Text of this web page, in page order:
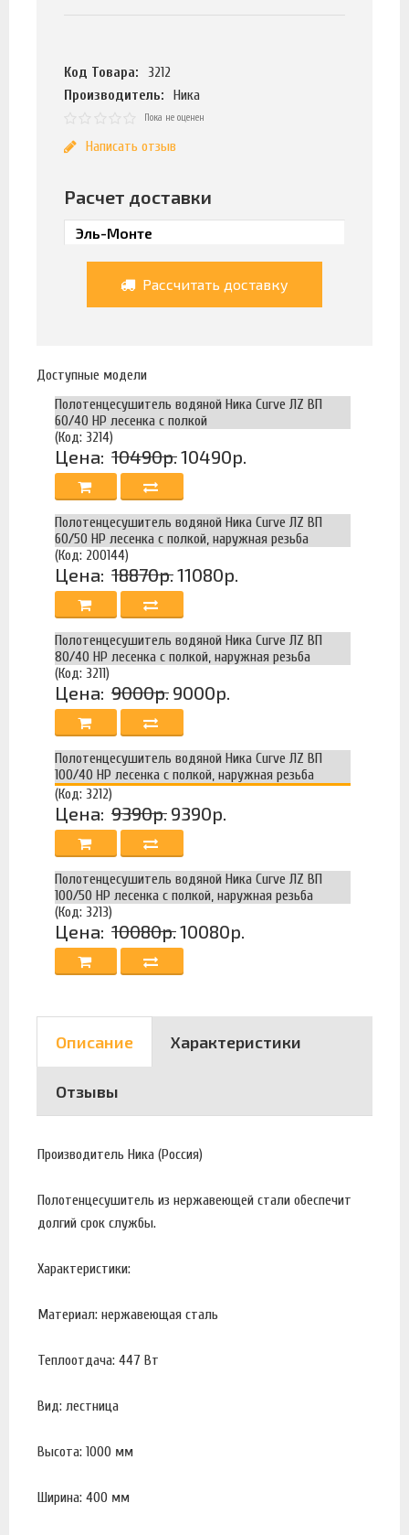
Код Товара:
3212
Производитель:
Ника
Пока не оценен
Написать отзыв
Расчет доставки
Рассчитать доставку
Доступные модели
Полотенцесушитель водяной Ника Curve ЛZ ВП
60/40 НР лесенка с полкой
(Код: 3214)
Цена: 10490р.10490р.
Полотенцесушитель водяной Ника Curve ЛZ ВП
60/50 НР лесенка с полкой, наружная резьба
(Код: 200144)
Цена: 18870р.11080р.
Полотенцесушитель водяной Ника Curve ЛZ ВП
80/40 НР лесенка с полкой, наружная резьба
(Код: 3211)
Цена: 9000р. 9000р.
Полотенцесушитель водяной Ника Curve ЛZ ВП
100/40 НР лесенка с полкой, наружная резьба
(Код: 3212)
Цена: 9390р. 9390р.
Полотенцесушитель водяной Ника Curve ЛZ ВП
100/50 НР лесенка с полкой, наружная резьба
(Код: 3213)
Цена: 10080р.10080р.
Описание Характеристики
Отзывы
Производитель Ника (Россия)
Полотенцесушитель из нержавеющей стали обеспечит
долгий срок службы.
Характеристики:
Материал: нержавеющая сталь
Теплоотдача: 447 Вт
Вид: лестница
Высота: 1000 мм
Ширина: 400 мм